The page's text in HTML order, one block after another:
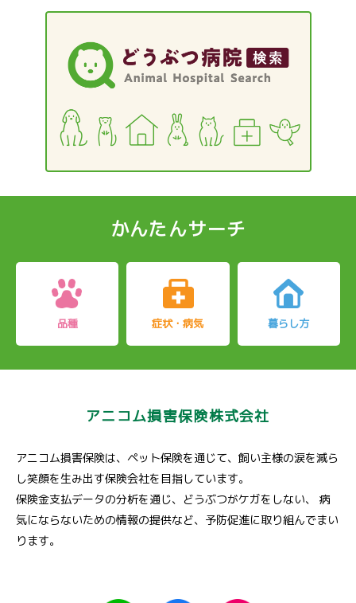
かんたんサーチ
品種 症状・病気 暮らし方
アニコム損害保険株式会社
アニコム損害保険は、ペット保険を通じて、飼い主様の涙を減ら
し笑顔を生み出す保険会社を目指しています。
保険金支払データの分析を通じ、どうぶつがケガをしない、 病
気にならないための情報の提供など、予防促進に取り組んでまい
ります。